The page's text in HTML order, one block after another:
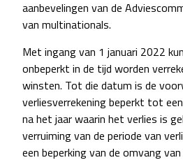
aanbevelingen van de
van multinationals.
Met ingang van 1 januari 2022
onbeperkt in de tijd worden
winsten. Tot die datum is de
verliesverrekening beperkt tot
na het jaar waarin het verlies is
verruiming van de periode van
een beperking van de omvang